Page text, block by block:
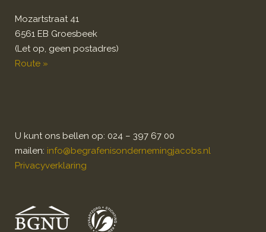
Mozartstraat 41
6561 EB Groesbeek
(Let op, geen postadres)
Route »
U kunt ons bellen op: 024 – 397 67 00
mailen: info@begrafenisondernemingjacobs.nl
Privacyverklaring